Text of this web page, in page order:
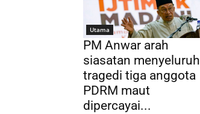
Utama
PM Anwar arah
siasatan menyeluruh
tragedi tiga anggota
PDRM maut
dipercayai...